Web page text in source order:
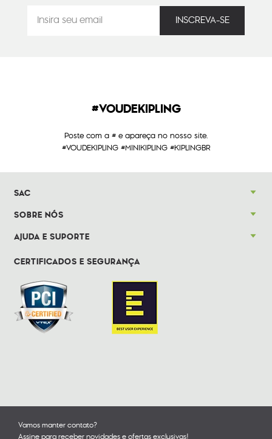
#VOUDEKIPLING
Poste com a # e apareça no nosso site.
#VOUDEKIPLING #MINIKIPLING #KIPLINGBR
SAC
SOBRE NÓS
AJUDA E SUPORTE
CERTIFICADOS E SEGURANÇA
Vamos manter contato?